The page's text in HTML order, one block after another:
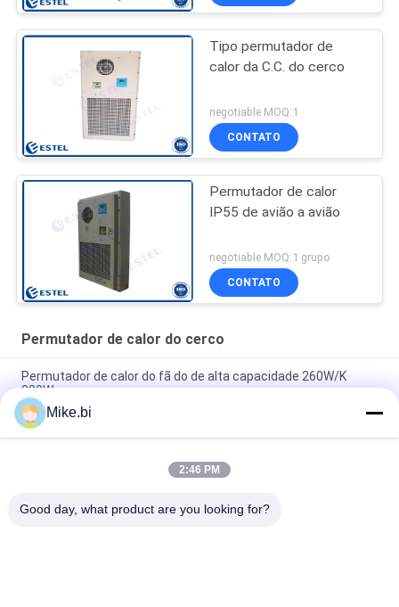
Tipo permutador de
calor da C.C. do cerco
negotiable MOQ:1
CONTATO
Permutador de calor
IP55 de avião a avião
negotiable MOQ:1 grupo
CONTATO
Permutador de calor do cerco
Permutador de calor do fã do de alta capacidade 260W/K
380W
950 permutador de calor do cerco do fluxo de ar 180W/K
1800W de M3/H
Permutador de calor elétrico da anti monitoração da corrosão
Mike.bi
2:46 PM
Good day, what product are you looking for?